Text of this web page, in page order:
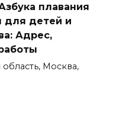
плавания
для детей и
Адрес,
Москва,